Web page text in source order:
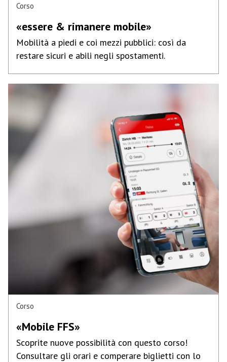
Corso
«essere & rimanere mobile»
Mobilità a piedi e coi mezzi pubblici: così da
restare sicuri e abili negli spostamenti.
Corso
«Mobile FFS»
Scoprite nuove possibilità con questo corso!
Consultare gli orari e comperare biglietti con lo